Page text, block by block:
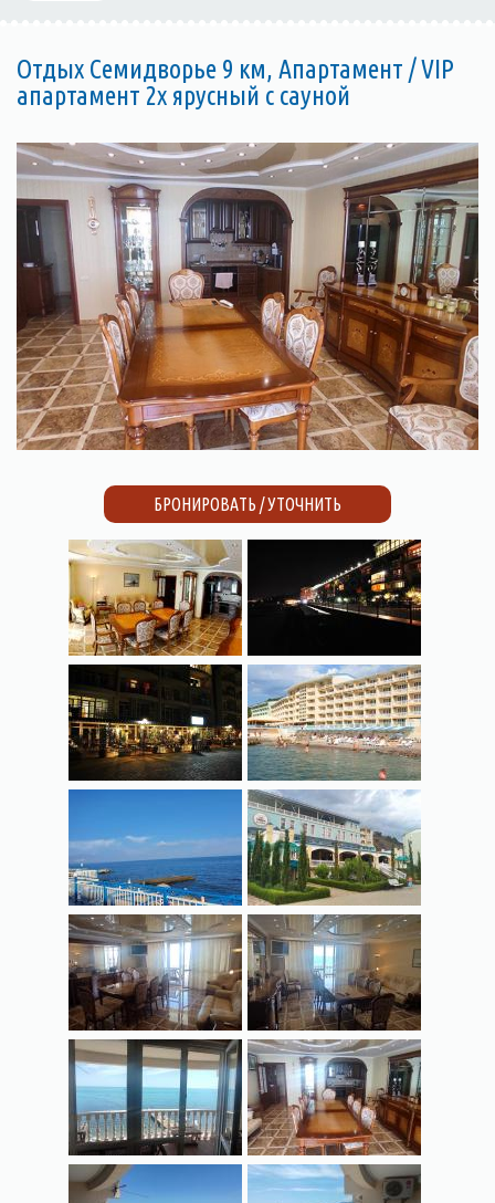
Отдых Семидворье 9 км, Апартамент / VIP
апартамент 2х ярусный с сауной
БРОНИРОВАТЬ / УТОЧНИТЬ